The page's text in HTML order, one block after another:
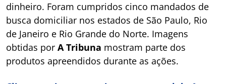
dinheiro. Foram cumpridos cinco mandados de
busca domiciliar nos estados de São Paulo, Rio
de Janeiro e Rio Grande do Norte. Imagens
obtidas por A Tribuna mostram parte dos
produtos apreendidos durante as ações.